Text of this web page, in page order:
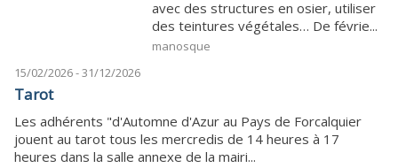
avec des structures en osier, utiliser
des teintures végétales… De févrie...
manosque
15/02/2026 - 31/12/2026
Tarot
Les adhérents "d'Automne d'Azur au Pays de Forcalquier
jouent au tarot tous les mercredis de 14 heures à 17
heures dans la salle annexe de la mairi...